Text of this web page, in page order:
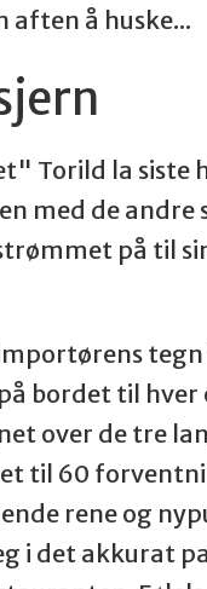
Macon-
ørret
med
Vermouth –
aften å huske...
Torild la siste
med de andre
på til
bordet til hver
over de tre
til 60
rene og
i det akkurat